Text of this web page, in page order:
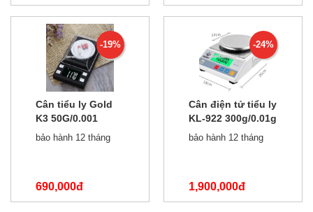
850,000đ 600,000đ
-19%
Cân tiểu ly Gold
K3 50G/0.001
bảo hành 12 tháng
690,000đ
850,000đ
-24%
Cân điện tử tiểu ly
KL-922 300g/0.01g
bảo hành 12 tháng
1,900,000đ
2,500,000đ